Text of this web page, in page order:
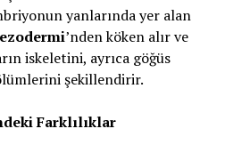
yanlarında yer alan
’nden köken alır ve
iskeletini, ayrıca göğüs
şekillendirir.
Farklılıklar